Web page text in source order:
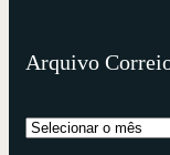
Arquivo